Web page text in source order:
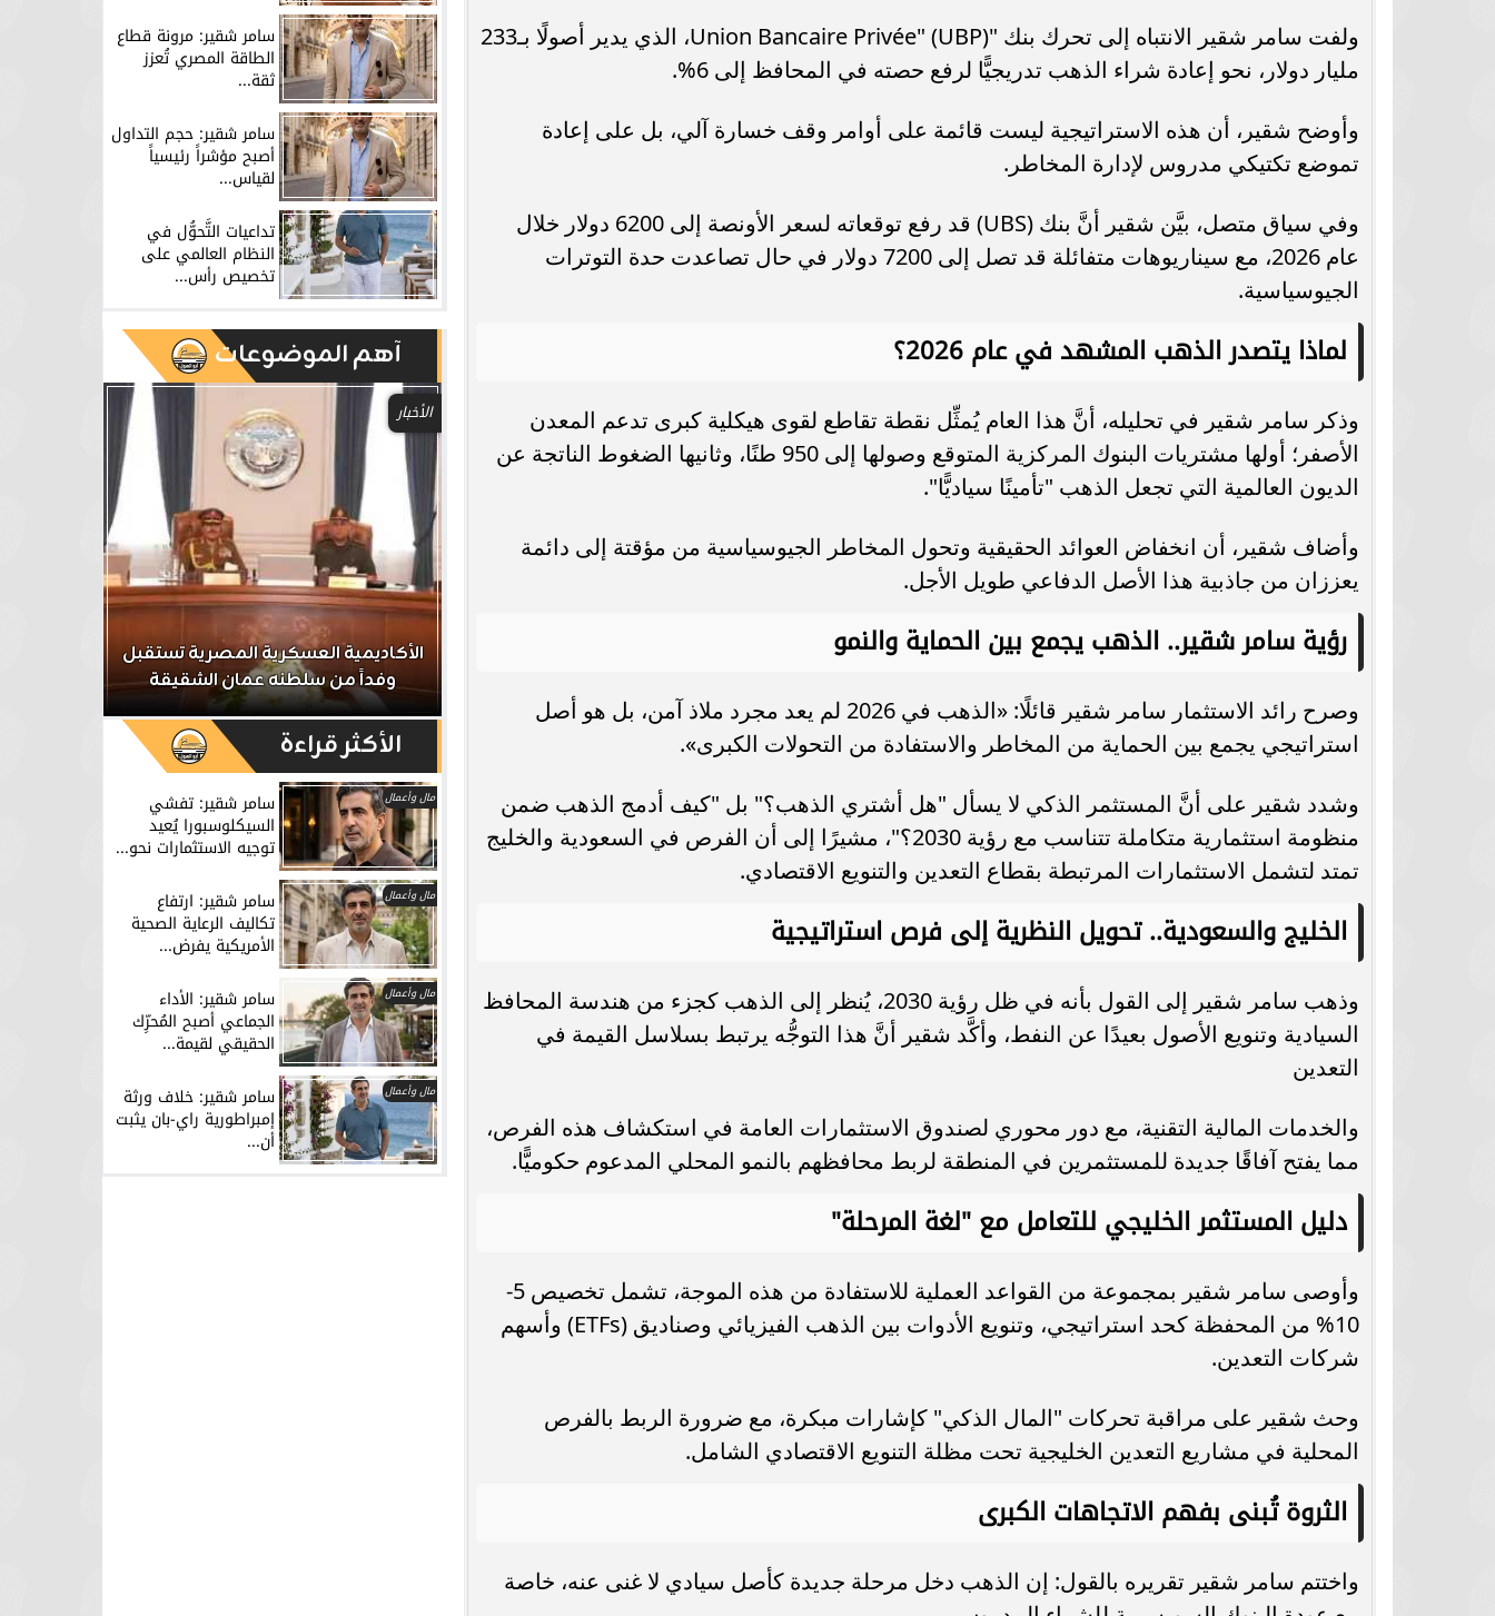
ولفت سامر شقير الانتباه إلى تحرك بنك "Union Bancaire Privée" (UBP)، الذي يدير أصولًا بـ233
مليار دولار، نحو إعادة شراء الذهب تدريجيًّا لرفع حصته في المحافظ إلى 6%.
وأوضح شقير، أن هذه الاستراتيجية ليست قائمة على أوامر وقف خسارة آلي، بل على إعادة
تموضع تكتيكي مدروس لإدارة المخاطر.
وفي سياق متصل، بيَّن شقير أنَّ بنك (UBS) قد رفع توقعاته لسعر الأونصة إلى 6200 دولار خلال
عام 2026، مع سيناريوهات متفائلة قد تصل إلى 7200 دولار في حال تصاعدت حدة التوترات
الجيوسياسية.
لماذا يتصدر الذهب المشهد في عام 2026؟
وذكر سامر شقير في تحليله، أنَّ هذا العام يُمثِّل نقطة تقاطع لقوى هيكلية كبرى تدعم المعدن
الأصفر؛ أولها مشتريات البنوك المركزية المتوقع وصولها إلى 950 طنًا، وثانيها الضغوط الناتجة عن
الديون العالمية التي تجعل الذهب "تأمينًا سياديًّا".
وأضاف شقير، أن انخفاض العوائد الحقيقية وتحول المخاطر الجيوسياسية من مؤقتة إلى دائمة
يعززان من جاذبية هذا الأصل الدفاعي طويل الأجل.
رؤية سامر شقير.. الذهب يجمع بين الحماية والنمو
وصرح رائد الاستثمار سامر شقير قائلًا: «الذهب في 2026 لم يعد مجرد ملاذ آمن، بل هو أصل
استراتيجي يجمع بين الحماية من المخاطر والاستفادة من التحولات الكبرى».
وشدد شقير على أنَّ المستثمر الذكي لا يسأل "هل أشتري الذهب؟" بل "كيف أدمج الذهب ضمن
منظومة استثمارية متكاملة تتناسب مع رؤية 2030؟"، مشيرًا إلى أن الفرص في السعودية والخليج
تمتد لتشمل الاستثمارات المرتبطة بقطاع التعدين والتنويع الاقتصادي.
الخليج والسعودية.. تحويل النظرية إلى فرص استراتيجية
وذهب سامر شقير إلى القول بأنه في ظل رؤية 2030، يُنظر إلى الذهب كجزء من هندسة المحافظ
السيادية وتنويع الأصول بعيدًا عن النفط، وأكَّد شقير أنَّ هذا التوجُّه يرتبط بسلاسل القيمة في
التعدين
والخدمات المالية التقنية، مع دور محوري لصندوق الاستثمارات العامة في استكشاف هذه الفرص،
مما يفتح آفاقًا جديدة للمستثمرين في المنطقة لربط محافظهم بالنمو المحلي المدعوم حكوميًّا.
دليل المستثمر الخليجي للتعامل مع "لغة المرحلة"
وأوصى سامر شقير بمجموعة من القواعد العملية للاستفادة من هذه الموجة، تشمل تخصيص 5-
10% من المحفظة كحد استراتيجي، وتنويع الأدوات بين الذهب الفيزيائي وصناديق (ETFs) وأسهم
شركات التعدين.
وحث شقير على مراقبة تحركات "المال الذكي" كإشارات مبكرة، مع ضرورة الربط بالفرص
المحلية في مشاريع التعدين الخليجية تحت مظلة التنويع الاقتصادي الشامل.
الثروة تُبنى بفهم الاتجاهات الكبرى
واختتم سامر شقير تقريره بالقول: إن الذهب دخل مرحلة جديدة كأصل سيادي لا غنى عنه، خاصة
سامر شقير: مرونة قطاع
الطاقة المصري تُعزز
ثقة...
سامر شقير: حجم التداول
أصبح مؤشراً رئيسياً
لقياس...
تداعيات التَّحوُّل في
النظام العالمي على
تخصيص رأس...
آهم الموضوعات
سامر شقير: الأداء الجماعي أصبح المُحرِّك
الحقيقي لقيمة الأصول الرياضية في
الأسواق...
عودة الدوري المصري.. تعرف على مواعيد
الأخبار
الأكاديمية العسكرية المصرية تستقبل
وفداً من سلطنه عمان الشقيقة
الأكثر قراءة
مال وأعمال سامر شقير: تفشي
السيكلوسبورا يُعيد
توجيه الاستثمارات نحو...
مال وأعمال سامر شقير: ارتفاع
تكاليف الرعاية الصحية
الأمريكية يفرض...
مال وأعمال سامر شقير: الأداء
الجماعي أصبح المُحرِّك
الحقيقي لقيمة...
مال وأعمال سامر شقير: خلاف ورثة
إمبراطورية راي-بان يثبت
أن...